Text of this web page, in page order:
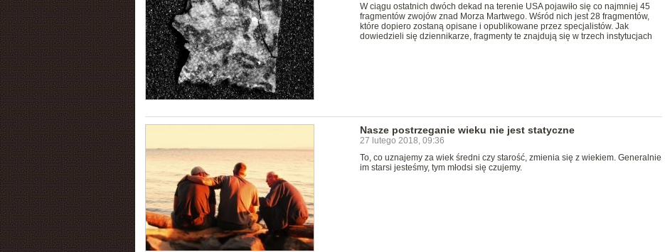
W ciągu ostatnich dwóch dekad na terenie USA pojawiło się co najmniej 45
fragmentów zwojów znad Morza Martwego. Wśród nich jest 28 fragmentów,
które dopiero zostaną opisane i opublikowane przez specjalistów. Jak
dowiedzieli się dziennikarze, fragmenty te znajdują się w trzech instytucjach
Nasze postrzeganie wieku nie jest statyczne
27 lutego 2018, 09:36
To, co uznajemy za wiek średni czy starość, zmienia się z wiekiem. Generalnie
im starsi jesteśmy, tym młodsi się czujemy.